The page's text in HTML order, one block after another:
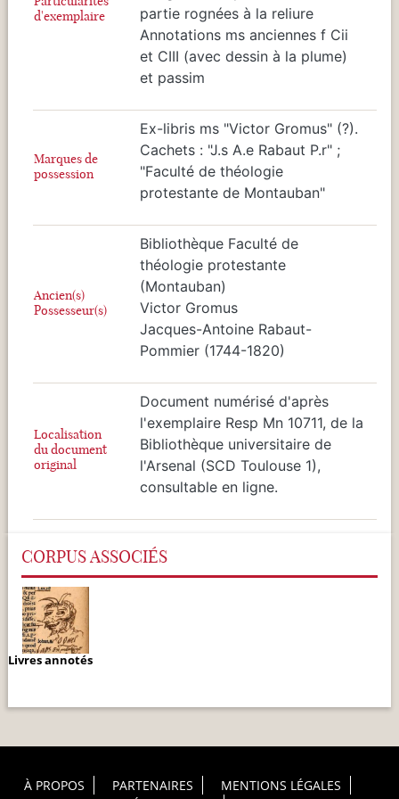
d'exemplaire
partie rognées à la reliure
Annotations ms anciennes f Cii
et CIII (avec dessin à la plume)
et passim
Marques de
possession
Ex-libris ms "Victor Gromus" (?).
Cachets : "J.s A.e Rabaut P.r" ;
"Faculté de théologie
protestante de Montauban"
Ancien(s)
Possesseur(s)
Bibliothèque Faculté de
théologie protestante
(Montauban)
Victor Gromus
Jacques-Antoine Rabaut-
Pommier (1744-1820)
Localisation
du document
original
Document numérisé d'après
l'exemplaire Resp Mn 10711, de la
Bibliothèque universitaire de
l'Arsenal (SCD Toulouse 1),
consultable en ligne.
CORPUS ASSOCIÉS
Livres annotés
Footer Principal
À PROPOS PARTENAIRES
MENTIONS LÉGALES